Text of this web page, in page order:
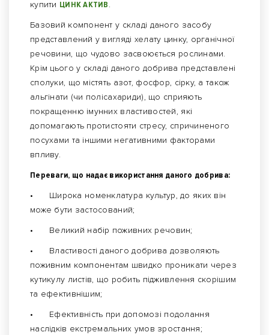
купити ЦИНК АКТИВ.
Базовий компонент у складі даного засобу
представлений у вигляді хелату цинку, органічної
речовини, що чудово засвоюється рослинами.
Крім цього у складі даного добрива представлені
сполуки, що містять азот, фосфор, сірку, а також
альгінати (чи полісахариди), що сприяють
покращенню імунних властивостей, які
допомагають протистояти стресу, спричиненого
посухами та іншими негативними факторами
впливу.
Переваги, що надає використання даного добрива:
•
Широка номенклатура культур, до яких він
може бути застосований;
•
Великий набір поживних речовин;
•
Властивості даного добрива дозволяють
поживним компонентам швидко проникати через
кутикулу листів, що робить підживлення скорішим
та ефективнішим;
•
Ефективність при допомозі подолання
наслідків екстремальних умов зростання;